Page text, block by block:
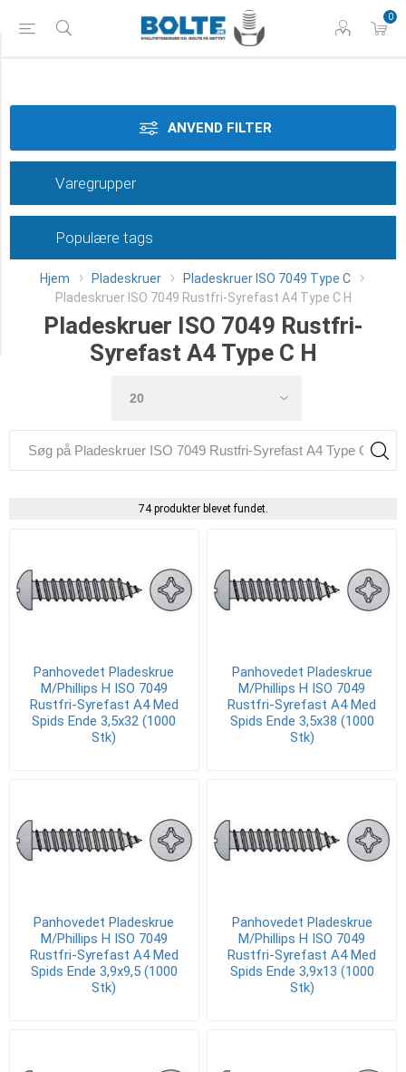
0
Hjem Pladeskruer
Pladeskruer ISO 7049 Type C
Pladeskruer ISO 7049 Rustfri-Syrefast A4 Type C H
Pladeskruer ISO 7049 Rustfri-
Syrefast A4 Type C H
74 produkter blevet fundet.
Panhovedet Pladeskrue
M/Phillips H ISO 7049
Rustfri-Syrefast A4 Med
Spids Ende 3,5x32 (1000
Stk)
Panhovedet Pladeskrue
M/Phillips H ISO 7049
Rustfri-Syrefast A4 Med
Spids Ende 3,5x38 (1000
Stk)
Panhovedet Pladeskrue
M/Phillips H ISO 7049
Rustfri-Syrefast A4 Med
Spids Ende 3,9x9,5 (1000
Stk)
Panhovedet Pladeskrue
M/Phillips H ISO 7049
Rustfri-Syrefast A4 Med
Spids Ende 3,9x13 (1000
Stk)
ANVEND FILTER
Længde
Klasse
Type
Category
Varegrupper
Populære tags